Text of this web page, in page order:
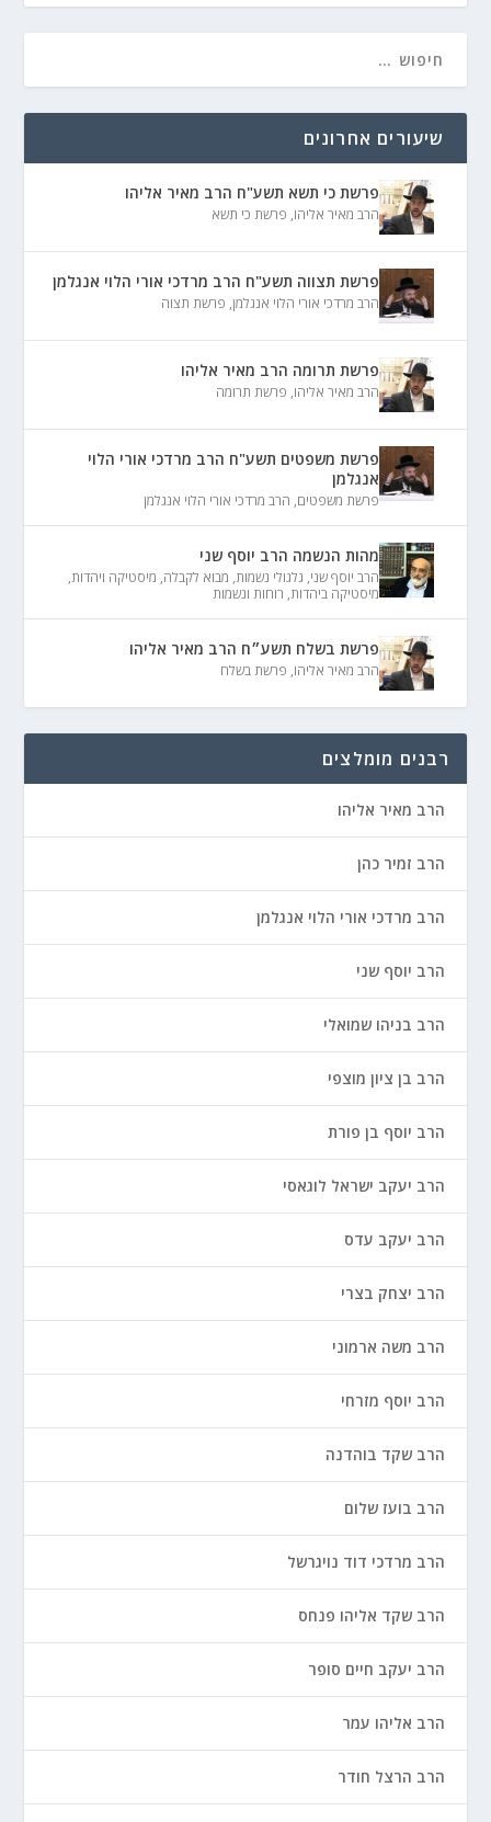
שיעורים אחרונים
פרשת כי תשא תשע"ח הרב מאיר אליהו
הרב מאיר אליהו, פרשת כי תשא
פרשת תצווה תשע"ח הרב מרדכי אורי הלוי אנגלמן
הרב מרדכי אורי הלוי אנגלמן, פרשת תצוה
פרשת תרומה הרב מאיר אליהו
הרב מאיר אליהו, פרשת תרומה
פרשת משפטים תשע"ח הרב מרדכי אורי הלוי
אנגלמן
פרשת משפטים, הרב מרדכי אורי הלוי אנגלמן
מהות הנשמה הרב יוסף שני
הרב יוסף שני, גלגולי נשמות, מבוא לקבלה, מיסטיקה ויהדות,
מיסטיקה ביהדות, רוחות ונשמות
פרשת בשלח תשע״ח הרב מאיר אליהו
הרב מאיר אליהו, פרשת בשלח
רבנים מומלצים
הרב מאיר אליהו
הרב זמיר כהן
הרב מרדכי אורי הלוי אנגלמן
הרב יוסף שני
הרב בניהו שמואלי
הרב בן ציון מוצפי
הרב יוסף בן פורת
הרב יעקב ישראל לוגאסי
הרב יעקב עדס
הרב יצחק בצרי
הרב משה ארמוני
הרב יוסף מזרחי
הרב שקד בוהדנה
הרב בועז שלום
הרב מרדכי דוד נויגרשל
הרב שקד אליהו פנחס
הרב יעקב חיים סופר
הרב אליהו עמר
הרב הרצל חודר